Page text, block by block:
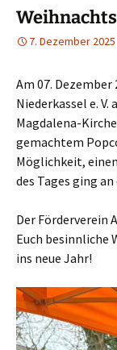
7. Dezember 2025
Am 07. Dezember
Niederkassel e.
Magdalena-
gemachtem
Möglichkeit,
des Tages ging
Der Förderverein
Euch besinnliche
ins neue Jahr!